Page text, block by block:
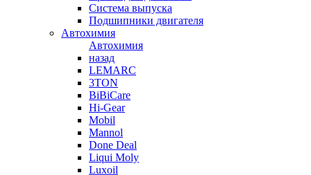
Система выпуска
Подшипники двигателя
Автохимия
Автохимия
назад
LEMARC
3TON
BiBiCare
Hi-Gear
Mobil
Mannol
Done Deal
Liqui Moly
Luxoil